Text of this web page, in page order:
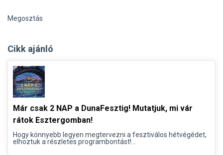
Megosztás
Cikk ajánló
Már csak 2 NAP a DunaFesztig! Mutatjuk, mi vár
rátok Esztergomban!
Hogy könnyebb legyen megtervezni a fesztiválos hétvégédet,
elhoztuk a részletes programbontást!...